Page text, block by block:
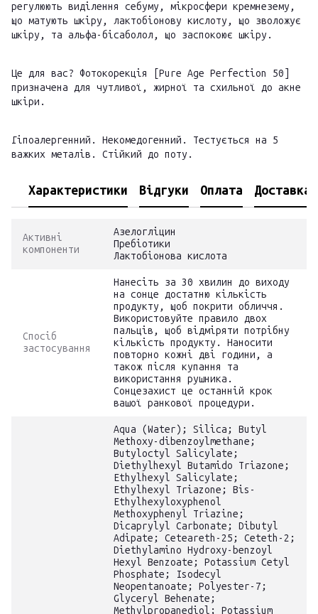
регулюють виділення себуму, мікросфери кремнезему,
що матують шкіру, лактобіонову кислоту, що зволожує
шкіру, та альфа-бісаболол, що заспокоює шкіру.
Це для вас? Фотокорекція [Pure Age Perfection 50]
призначена для чутливої, жирної та схильної до акне
шкіри.
Гіпоалергенний. Некомедогенний. Тестується на 5
важких металів. Стійкий до поту.
Характеристики Відгуки Оплата Доставка
Активні
компоненти
Азелогліцин
Пребіотики
Лактобіонова кислота
Спосіб
застосування
Нанесіть за 30 хвилин до виходу
на сонце достатню кількість
продукту, щоб покрити обличчя.
Використовуйте правило двох
пальців, щоб відміряти потрібну
кількість продукту. Наносити
повторно кожні дві години, а
також після купання та
використання рушника.
Сонцезахист це останній крок
вашої ранкової процедури.
Aqua (Water); Silica; Butyl
Methoxy-dibenzoylmethane;
Butyloctyl Salicylate;
Diethylhexyl Butamido Triazone;
Ethylhexyl Salicylate;
Ethylhexyl Triazone; Bis-
Ethylhexyloxyphenol
Methoxyphenyl Triazine;
Dicaprylyl Carbonate; Dibutyl
Adipate; Ceteareth-25; Ceteth-2;
Diethylamino Hydroxy-benzoyl
Hexyl Benzoate; Potassium Cetyl
Phosphate; Isodecyl
Neopentanoate; Polyester-7;
Glyceryl Behenate;
Methylpropanediol; Potassium